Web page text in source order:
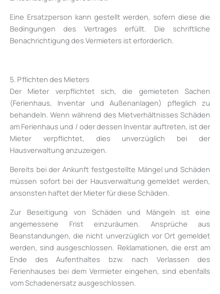
Eine Ersatzperson kann gestellt werden, sofern diese die
Bedingungen des Vertrages erfüllt. Die schriftliche
Benachrichtigung des Vermieters ist erforderlich.
5. Pflichten des Mieters
Der Mieter verpflichtet sich, die gemieteten Sachen
(Ferienhaus, Inventar und Außenanlagen) pfleglich zu
behandeln. Wenn während des Mietverhältnisses Schäden
am Ferienhaus und / oder dessen Inventar auftreten, ist der
Mieter verpflichtet, dies unverzüglich bei der
Hausverwaltung anzuzeigen.
Bereits bei der Ankunft festgestellte Mängel und Schäden
müssen sofort bei der Hausverwaltung gemeldet werden,
ansonsten haftet der Mieter für diese Schäden.
Zur Beseitigung von Schäden und Mängeln ist eine
angemessene Frist einzuräumen. Ansprüche aus
Beanstandungen, die nicht unverzüglich vor Ort gemeldet
werden, sind ausgeschlossen. Reklamationen, die erst am
Ende des Aufenthaltes bzw. nach Verlassen des
Ferienhauses bei dem Vermieter eingehen, sind ebenfalls
vom Schadenersatz ausgeschlossen.